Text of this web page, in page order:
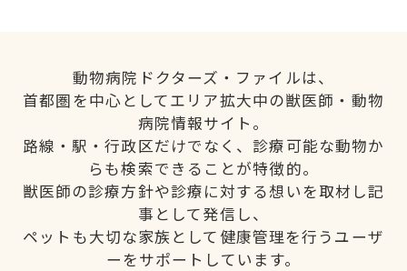
動物病院ドクターズ・ファイルは、
首都圏を中心としてエリア拡大中の獣医師・動物
病院情報サイト。
路線・駅・行政区だけでなく、診療可能な動物か
らも検索できることが特徴的。
獣医師の診療方針や診療に対する想いを取材し記
事として発信し、
ペットも大切な家族として健康管理を行うユーザ
ーをサポートしています。